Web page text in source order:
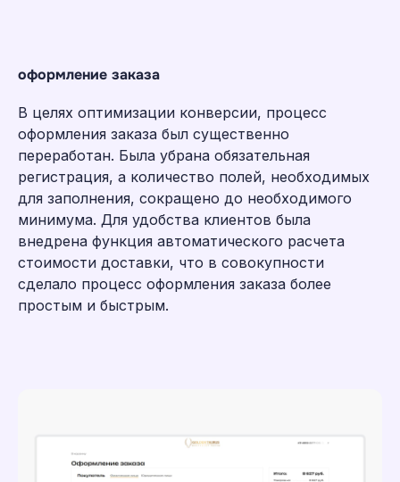
оформление заказа
В целях оптимизации конверсии, процесс
оформления заказа был существенно
переработан. Была убрана обязательная
регистрация, а количество полей, необходимых
для заполнения, сокращено до необходимого
минимума. Для удобства клиентов была
внедрена функция автоматического расчета
стоимости доставки, что в совокупности
сделало процесс оформления заказа более
простым и быстрым.